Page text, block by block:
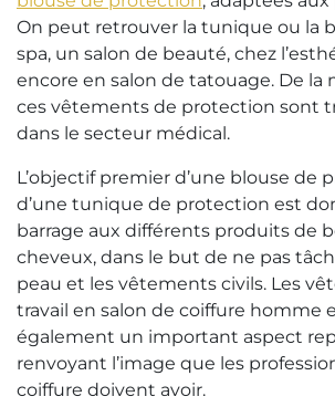
On peut retrouver la tunique ou la
spa, un salon de beauté, chez
encore en salon de tatouage. De la
ces vêtements de protection sont
dans le secteur médical.
L’objectif premier d’une blouse de
d’une tunique de protection est
barrage aux différents produits de
cheveux, dans le but de ne pas
peau et les vêtements civils. Les
travail en salon de coiffure homme
également un important aspect
renvoyant l’image que les
coiffure doivent avoir.